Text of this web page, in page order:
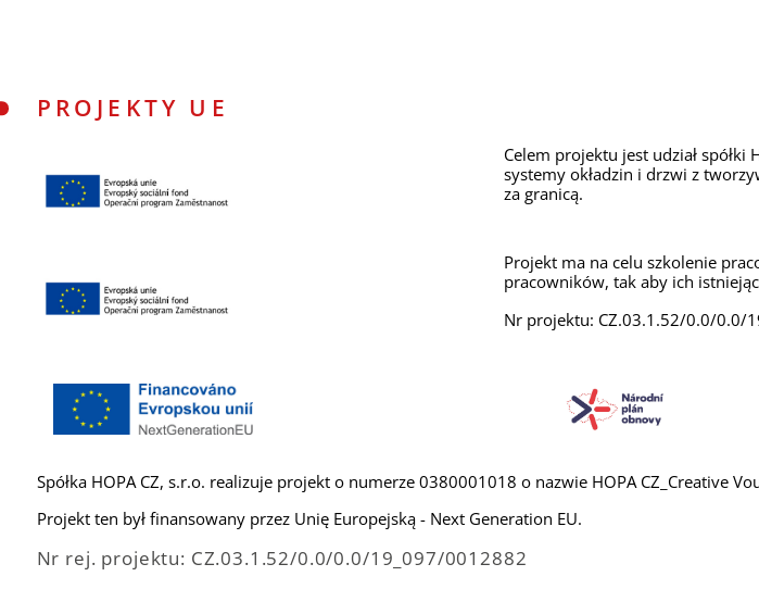
PROJEKTY UE
Celem projektu jest udział spółki
systemy okładzin i drzwi z
za granicą.
Projekt ma na celu szkolenie
pracowników, tak aby ich
Nr projektu: CZ.03.1.52/0.0/0.0/
Spółka HOPA CZ, s.r.o. realizuje projekt o numerze 0380001018 o nazwie HOPA CZ_Creative
Projekt ten był finansowany przez Unię Europejską - Next Generation EU.
Nr rej. projektu: CZ.03.1.52/0.0/0.0/19_097/0012882